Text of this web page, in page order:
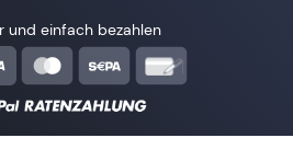
und einfach bezahlen